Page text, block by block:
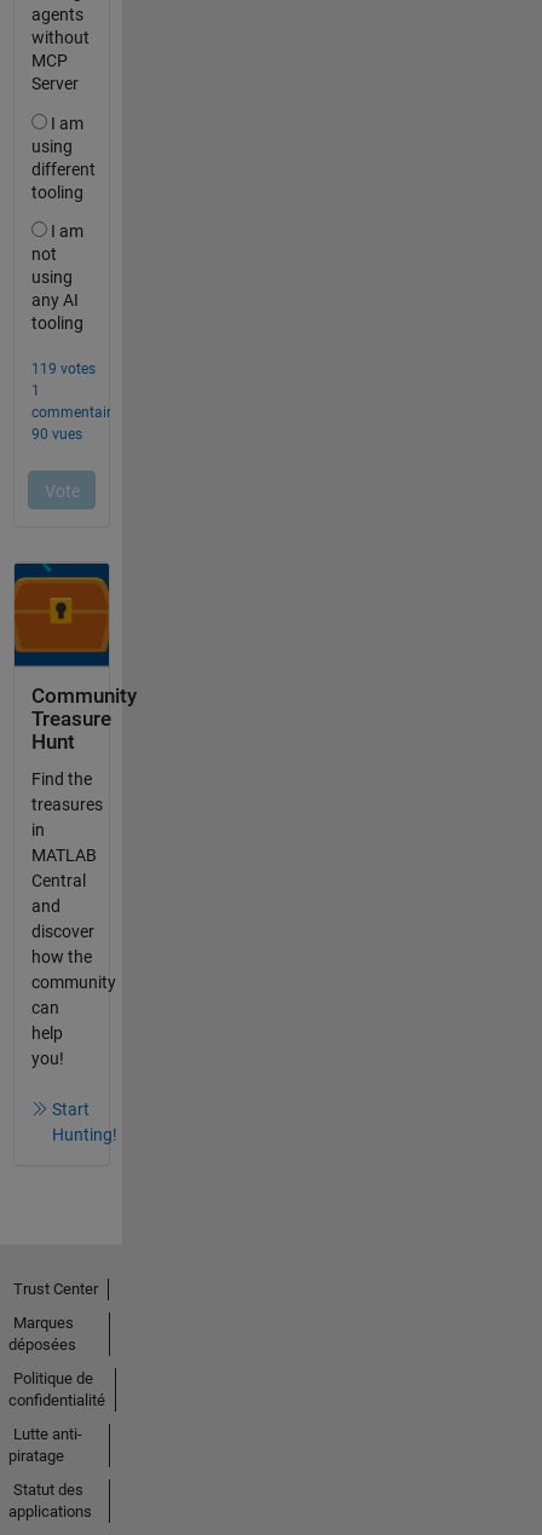
Community
Treasure
Hunt
Find the
treasures
in
MATLAB
Central
and
discover
how the
community
can
help
you!
Start
Hunting!
Trust Center
Marques
déposées
Politique de
confidentialité
Lutte anti-
piratage
Statut des
applications